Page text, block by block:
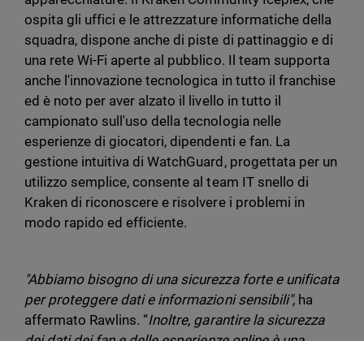
ospita gli uffici e le attrezzature informatiche della
squadra, dispone anche di piste di pattinaggio e di
una rete Wi-Fi aperte al pubblico. Il team supporta
anche l'innovazione tecnologica in tutto il franchise
ed è noto per aver alzato il livello in tutto il
campionato sull'uso della tecnologia nelle
esperienze di giocatori, dipendenti e fan. La
gestione intuitiva di WatchGuard, progettata per un
utilizzo semplice, consente al team IT snello di
Kraken di riconoscere e risolvere i problemi in
modo rapido ed efficiente.
"Abbiamo bisogno di una sicurezza forte e unificata
per proteggere dati e informazioni sensibili",ha
affermato Rawlins. “Inoltre, garantire la sicurezza